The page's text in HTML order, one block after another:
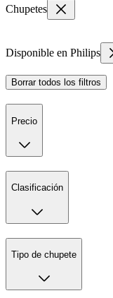
Chupetes
Disponible en Philips
Borrar todos los filtros
Precio
Clasificación
Tipo de chupete